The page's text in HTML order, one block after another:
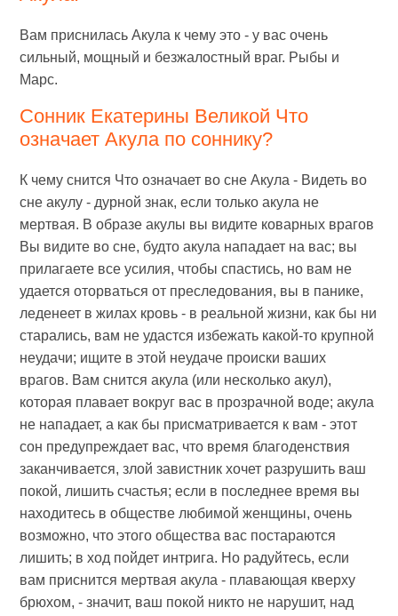
Вам приснилась Акула к чему это - у вас очень
сильный, мощный и безжалостный враг. Рыбы и
Марс.
Сонник Екатерины Великой Что
означает Акула по соннику?
К чему снится Что означает во сне Акула - Видеть во
сне акулу - дурной знак, если только акула не
мертвая. В образе акулы вы видите коварных врагов
Вы видите во сне, будто акула нападает на вас; вы
прилагаете все усилия, чтобы спастись, но вам не
удается оторваться от преследования, вы в панике,
леденеет в жилах кровь - в реальной жизни, как бы ни
старались, вам не удастся избежать какой-то крупной
неудачи; ищите в этой неудаче происки ваших
врагов. Вам снится акула (или несколько акул),
которая плавает вокруг вас в прозрачной воде; акула
не нападает, а как бы присматривается к вам - этот
сон предупреждает вас, что время благоденствия
заканчивается, злой завистник хочет разрушить ваш
покой, лишить счастья; если в последнее время вы
находитесь в обществе любимой женщины, очень
возможно, что этого общества вас постараются
лишить; в ход пойдет интрига. Но радуйтесь, если
вам приснится мертвая акула - плавающая кверху
брюхом, - значит, ваш покой никто не нарушит, над